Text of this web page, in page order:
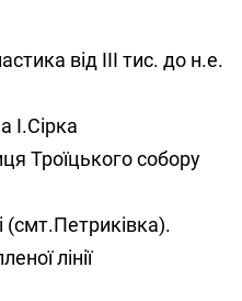
від ІІІ тис. до н.е.
І.Сірка
Троїцького собору
(смт.Петриківка).
лінії